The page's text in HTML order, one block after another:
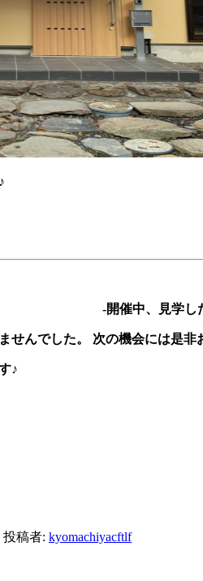
-開催中、見学し
せんでした。 次の機会には是非
♪
投稿者: kyomachiyacftlf